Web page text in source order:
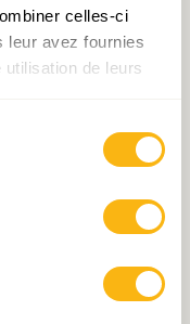
celles-ci
leur avez fournies
de leurs
données personnelles